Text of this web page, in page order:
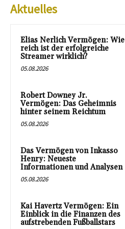
Aktuelles
Elias Nerlich Vermögen: Wie
reich ist der erfolgreiche
Streamer wirklich?
05.08.2026
Robert Downey Jr.
Vermögen: Das Geheimnis
hinter seinem Reichtum
05.08.2026
Das Vermögen von Inkasso
Henry: Neueste
Informationen und Analysen
05.08.2026
Kai Havertz Vermögen: Ein
Einblick in die Finanzen des
aufstrebenden Fußballstars